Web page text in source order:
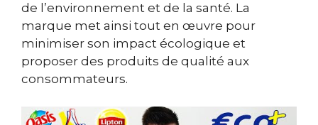
de l’environnement et de la santé. La
marque met ainsi tout en œuvre pour
minimiser son impact écologique et
proposer des produits de qualité aux
consommateurs.